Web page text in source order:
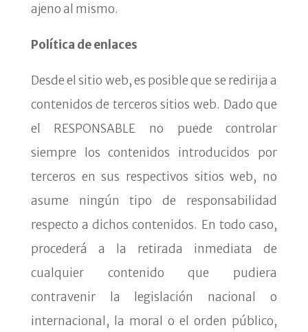
ajeno al mismo.
Política de enlaces
Desde el sitio web, es posible que se redirija a
contenidos de terceros sitios web. Dado que
el RESPONSABLE no puede controlar
siempre los contenidos introducidos por
terceros en sus respectivos sitios web, no
asume ningún tipo de responsabilidad
respecto a dichos contenidos. En todo caso,
procederá a la retirada inmediata de
cualquier contenido que pudiera
contravenir la legislación nacional o
internacional, la moral o el orden público,